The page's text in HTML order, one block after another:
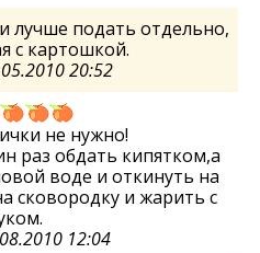
лучше подать отдельно,
с картошкой.
20:52
не нужно!
раз обдать кипятком,а
воде и откинуть на
сковородку и жарить с
12:04